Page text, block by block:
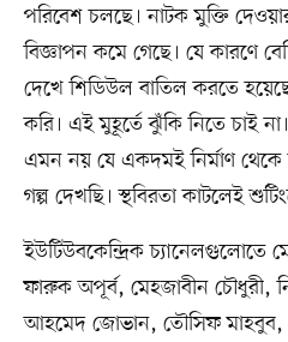
পরিবেশ চলছে। নাটক মুক্তি
বিজ্ঞাপন কমে গেছে। যে কারণে
দেখে শিডিউল বাতিল করতে
করি। এই মুহূর্তে ঝুঁকি নিতে চাই না।
এমন নয় যে একদমই নির্মাণ
গল্প দেখছি। স্থবিরতা কাটলেই
ইউটিউবকেন্দ্রিক চ্যানেলগুলোতে
ফারুক অপূর্ব, মেহজাবীন চৌধুরী,
আহমেদ জোভান, তৌসিফ